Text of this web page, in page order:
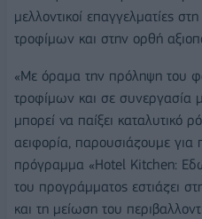
μελλοντικοί επαγγελματίες
τροφίμων και στην ορθή
«Με όραμα την πρόληψη του
τροφίμων και σε συνεργασία
μπορεί να παίξει καταλυτικό
αειφορία, παρουσιάζουμε
πρόγραμμα «Hotel Kitchen:
του προγράμματος εστιάζει
και τη μείωση του